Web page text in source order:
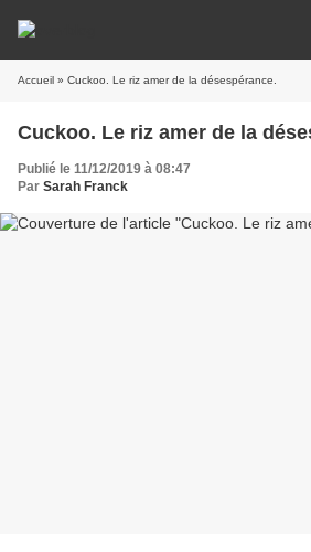
Accueil » Cuckoo. Le riz amer de la désespérance.
Cuckoo. Le riz amer de la
Publié le 11/12/2019 à 08:47
Par Sarah Franck